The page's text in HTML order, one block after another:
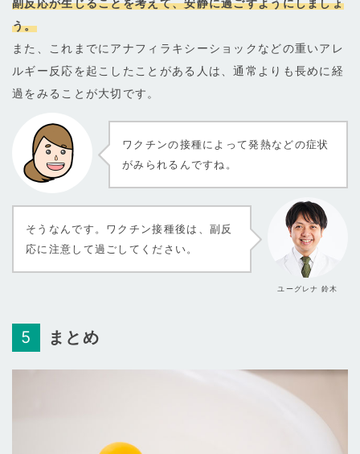
う。
また、これまでにアナフィラキシーショックなどの重いアレ
ルギー反応を起こしたことがある人は、通常よりも長めに経
過をみることが大切です。
ワクチンの接種によって発熱などの症状
がみられるんですね。
ユーグレナ 鈴木
そうなんです。ワクチン接種後は、副反
応に注意して過ごしてください。
まとめ